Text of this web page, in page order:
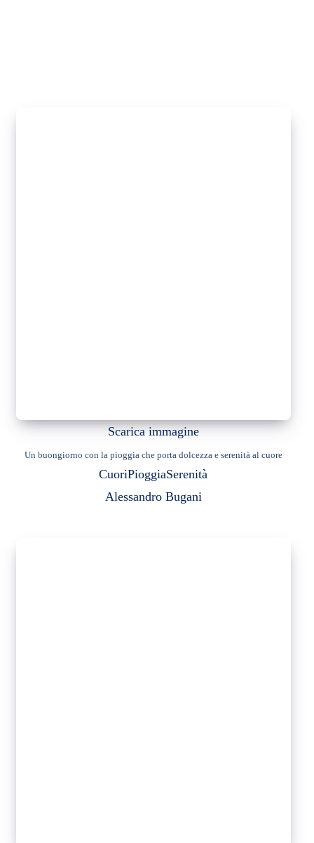
Scarica immagine
Un buongiorno con la pioggia che porta dolcezza e serenità al cuore
CuoriPioggiaSerenità
Alessandro Bugani